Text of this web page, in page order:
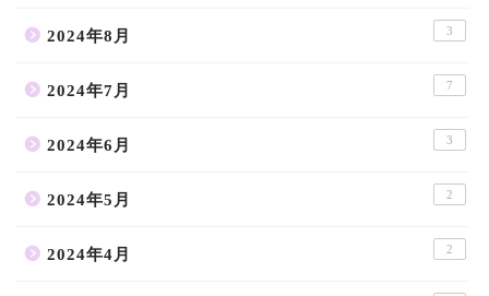
2024年8月 3
2024年7月 7
2024年6月 3
2024年5月 2
2024年4月 2